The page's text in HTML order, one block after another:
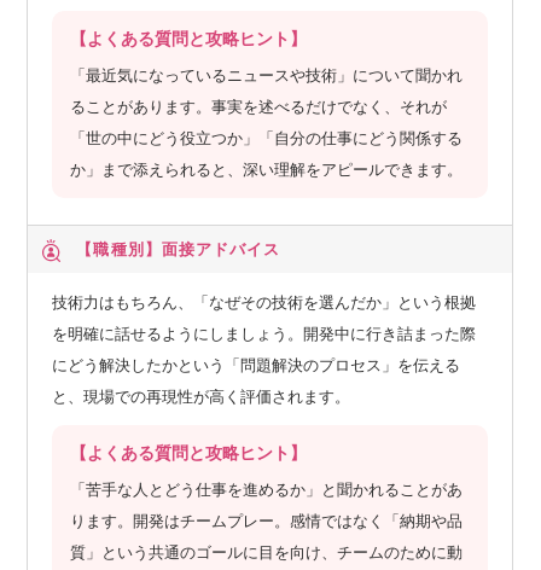
【よくある質問と攻略ヒント】
「最近気になっているニュースや技術」について聞かれ
ることがあります。事実を述べるだけでなく、それが
「世の中にどう役立つか」「自分の仕事にどう関係する
か」まで添えられると、深い理解をアピールできます。
【職種別】 面接アドバイス
技術力はもちろん、「なぜその技術を選んだか」という根拠
を明確に話せるようにしましょう。開発中に行き詰まった際
にどう解決したかという「問題解決のプロセス」を伝える
と、現場での再現性が高く評価されます。
【よくある質問と攻略ヒント】
「苦手な人とどう仕事を進めるか」と聞かれることがあ
ります。開発はチームプレー。感情ではなく「納期や品
質」という共通のゴールに目を向け、チームのために動